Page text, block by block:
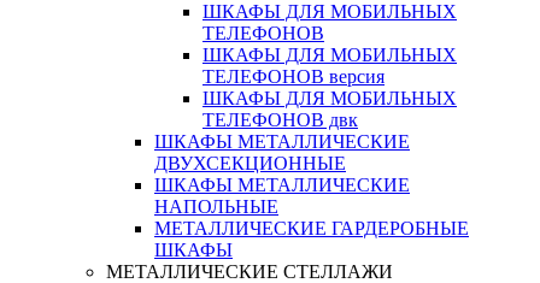
ШКАФЫ ДЛЯ МОБИЛЬНЫХ
ТЕЛЕФОНОВ
ШКАФЫ ДЛЯ МОБИЛЬНЫХ
ТЕЛЕФОНОВ версия
ШКАФЫ ДЛЯ МОБИЛЬНЫХ
ТЕЛЕФОНОВ двк
ШКАФЫ МЕТАЛЛИЧЕСКИЕ
ДВУХСЕКЦИОННЫЕ
ШКАФЫ МЕТАЛЛИЧЕСКИЕ
НАПОЛЬНЫЕ
МЕТАЛЛИЧЕСКИЕ ГАРДЕРОБНЫЕ
ШКАФЫ
МЕТАЛЛИЧЕСКИЕ СТЕЛЛАЖИ